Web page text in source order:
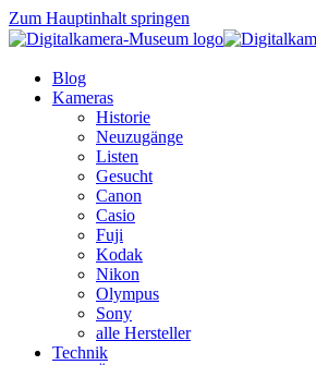
Zum Hauptinhalt springen
Blog
Kameras
Historie
Neuzugänge
Listen
Gesucht
Canon
Casio
Fuji
Kodak
Nikon
Olympus
Sony
alle Hersteller
Technik